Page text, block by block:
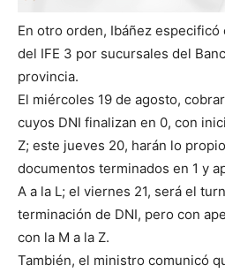
En otro orden, Ibáñez especificó
del IFE 3 por sucursales del
provincia.
El miércoles 19 de agosto,
cuyos DNI finalizan en 0, con
Z; este jueves 20, harán lo
documentos terminados en 1 y
A a la L; el viernes 21, será el
terminación de DNI, pero con
con la M a la Z.
También, el ministro comunicó